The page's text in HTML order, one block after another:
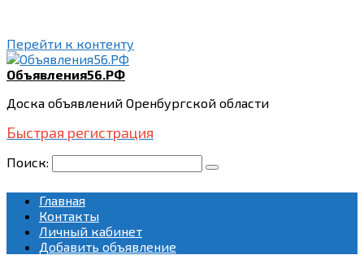
Перейти к контенту
Объявления56.РФ
Доска объявлений Оренбургской области
Быстрая регистрация
Поиск:
Главная
Контакты
Личный кабинет
Добавить объявление